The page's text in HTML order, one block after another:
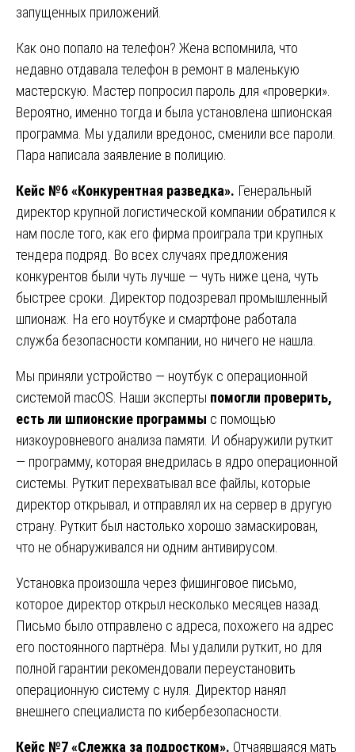
запущенных приложений.
Как оно попало на телефон? Жена вспомнила, что
недавно отдавала телефон в ремонт в маленькую
мастерскую. Мастер попросил пароль для «проверки».
Вероятно, именно тогда и была установлена шпионская
программа. Мы удалили вредонос, сменили все пароли.
Пара написала заявление в полицию.
Кейс №6 «Конкурентная разведка». Генеральный
директор крупной логистической компании обратился к
нам после того, как его фирма проиграла три крупных
тендера подряд. Во всех случаях предложения
конкурентов были чуть лучше — чуть ниже цена, чуть
быстрее сроки. Директор подозревал промышленный
шпионаж. На его ноутбуке и смартфоне работала
служба безопасности компании, но ничего не нашла.
Мы приняли устройство — ноутбук с операционной
системой macOS. Наши эксперты помогли проверить,
есть ли шпионские программы с помощью
низкоуровневого анализа памяти. И обнаружили руткит
— программу, которая внедрилась в ядро операционной
системы. Руткит перехватывал все файлы, которые
директор открывал, и отправлял их на сервер в другую
страну. Руткит был настолько хорошо замаскирован,
что не обнаруживался ни одним антивирусом.
Установка произошла через фишинговое письмо,
которое директор открыл несколько месяцев назад.
Письмо было отправлено с адреса, похожего на адрес
его постоянного партнёра. Мы удалили руткит, но для
полной гарантии рекомендовали переустановить
операционную систему с нуля. Директор нанял
внешнего специалиста по кибербезопасности.
Кейс №7 «Слежка за подростком». Отчаявшаяся мать